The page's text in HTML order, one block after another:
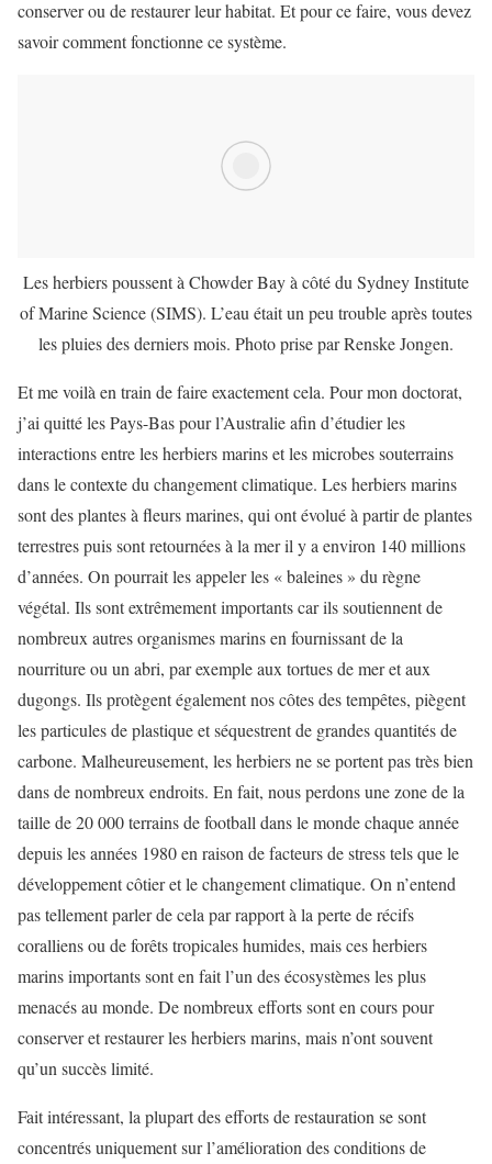
conserver ou de restaurer leur habitat. Et pour ce faire, vous devez
savoir comment fonctionne ce système.
Les herbiers poussent à Chowder Bay à côté du Sydney Institute
of Marine Science (SIMS). L’eau était un peu trouble après toutes
les pluies des derniers mois. Photo prise par Renske Jongen.
Et me voilà en train de faire exactement cela. Pour mon doctorat,
j’ai quitté les Pays-Bas pour l’Australie afin d’étudier les
interactions entre les herbiers marins et les microbes souterrains
dans le contexte du changement climatique. Les herbiers marins
sont des plantes à fleurs marines, qui ont évolué à partir de plantes
terrestres puis sont retournées à la mer il y a environ 140 millions
d’années. On pourrait les appeler les « baleines » du règne
végétal. Ils sont extrêmement importants car ils soutiennent de
nombreux autres organismes marins en fournissant de la
nourriture ou un abri, par exemple aux tortues de mer et aux
dugongs. Ils protègent également nos côtes des tempêtes, piègent
les particules de plastique et séquestrent de grandes quantités de
carbone. Malheureusement, les herbiers ne se portent pas très bien
dans de nombreux endroits. En fait, nous perdons une zone de la
taille de 20 000 terrains de football dans le monde chaque année
depuis les années 1980 en raison de facteurs de stress tels que le
développement côtier et le changement climatique. On n’entend
pas tellement parler de cela par rapport à la perte de récifs
coralliens ou de forêts tropicales humides, mais ces herbiers
marins importants sont en fait l’un des écosystèmes les plus
menacés au monde. De nombreux efforts sont en cours pour
conserver et restaurer les herbiers marins, mais n’ont souvent
qu’un succès limité.
Fait intéressant, la plupart des efforts de restauration se sont
concentrés uniquement sur l’amélioration des conditions de